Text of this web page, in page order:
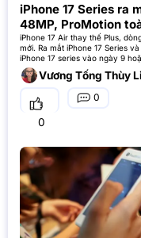
iPhone 17 Series ra
48MP, ProMotion
iPhone 17 Air thay thế Plus,
mới. Ra mắt iPhone 17 Series
iPhone 17 series vào ngày 9
Dòng sản phẩm gồm
Vương Tống Thùy
0
0